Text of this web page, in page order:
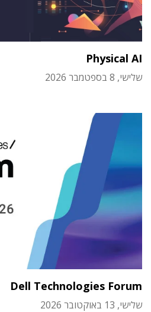
Physical AI
שלישי, 8 בספטמבר 2026
Dell Technologies Forum
שלישי, 13 באוקטובר 2026